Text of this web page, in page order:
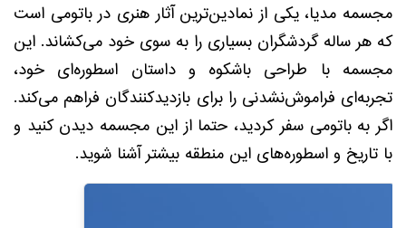
مجسمه مدیا، یکی از نمادین‌ترین آثار هنری در باتومی است
که هر ساله گردشگران بسیاری را به سوی خود می‌کشاند. این
مجسمه با طراحی باشکوه و داستان اسطوره‌ای خود،
تجربه‌ای فراموش‌نشدنی را برای بازدیدکنندگان فراهم می‌کند.
اگر به باتومی سفر کردید، حتماً از این مجسمه دیدن کنید و
با تاریخ و اسطوره‌های این منطقه بیشتر آشنا شوید.